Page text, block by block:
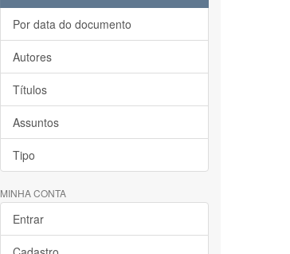
Por data do documento
Autores
Títulos
Assuntos
Tipo
MINHA CONTA
Entrar